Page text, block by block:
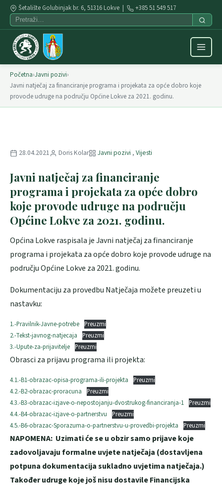
Šetalište Golubinjak br. 6, 51316 Lokve | +385 51 549 517
Početna›Javni pozivi›
Javni natječaj za financiranje programa i projekata za opće dobro koje
provode udruge na području Općine Lokve za 2021. godinu.
28.04.2021 Doris Kolar Javni pozivi , Vijesti
Javni natječaj za financiranje
programa i projekata za opće dobro
koje provode udruge na području
Općine Lokve za 2021. godinu.
Općina Lokve raspisala je Javni natječaj za financiranje
programa i projekata za opće dobro koje provode udruge na
području Općine Lokve za 2021. godinu.
Dokumentaciju za provedbu Natječaja možete preuzeti u
nastavku:
1.-Pravilnik-Javne-potrebe Preuzmi
2.-Tekst-javnog-natjecaja
Preuzmi
3.-Upute-za-prijavitelje Preuzmi
Obrasci za prijavu programa ili projekta:
4.1.-B1-obrazac-opisa-programa-ili-projekta
Preuzmi
4.2.-B2-obrazac-proracuna
Preuzmi
4.3.-B3-obrazac-izjave-o-nepostojanju-dvostrukog-financiranja-1 Preuzmi
4.4.-B4-obrazac-izjave-o-partnerstvu
Preuzmi
4.5.-B6-obrazac-Sporazuma-o-partnerstvu-u-provedbi-projekta
Preuzmi
NAPOMENA: Uzimati će se u obzir samo prijave koje
zadovoljavaju formalne uvjete natječaja (dostavljena
potpuna dokumentacija sukladno uvjetima natječaja.)
Također udruge koje još nisu dostavile Financijska